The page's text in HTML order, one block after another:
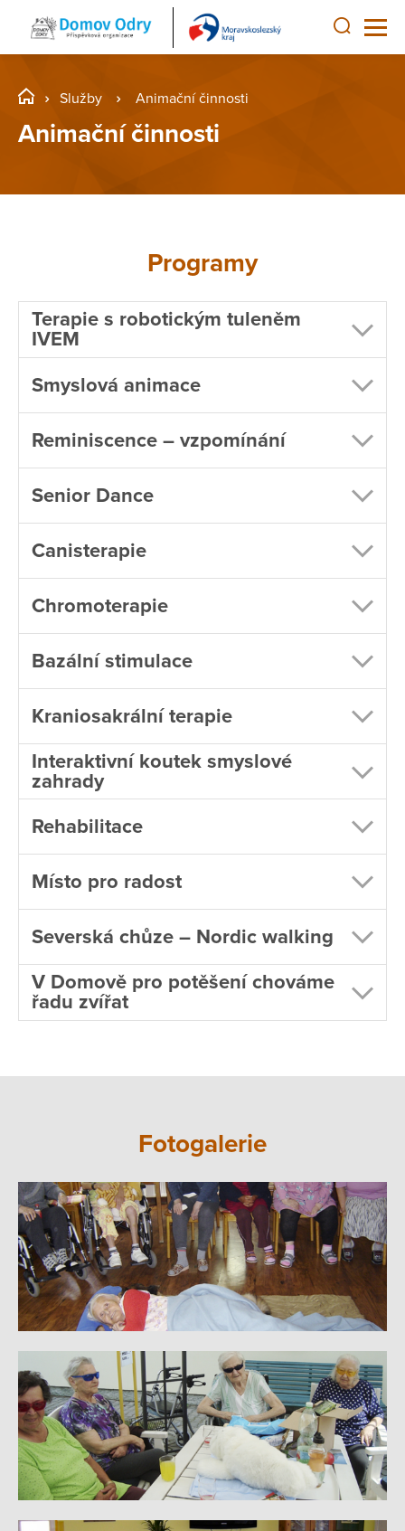
Služby Animační činnosti
Animační činnosti
Programy
Terapie s robotickým tuleněm
IVEM
Smyslová animace
Reminiscence – vzpomínání
Senior Dance
Canisterapie
Chromoterapie
Bazální stimulace
Kraniosakrální terapie
Interaktivní koutek smyslové
zahrady
Rehabilitace
Místo pro radost
Severská chůze – Nordic walking
V Domově pro potěšení chováme
řadu zvířat
Fotogalerie